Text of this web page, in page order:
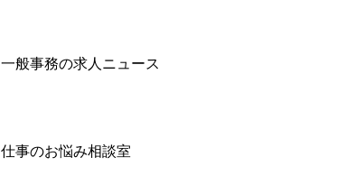
一般事務の求人ニュース
仕事のお悩み相談室